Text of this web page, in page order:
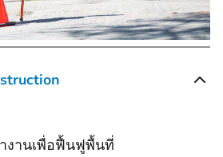
งานเพื่อฟื้นฟูพื้นที่